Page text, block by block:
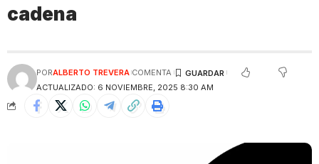
cadena
ACTUALIZADO: 6 NOVIEMBRE, 2025 8:30 AM
PORALBERTO TREVERA COMENTA